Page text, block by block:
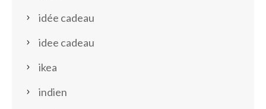
idée cadeau
idee cadeau
ikea
indien